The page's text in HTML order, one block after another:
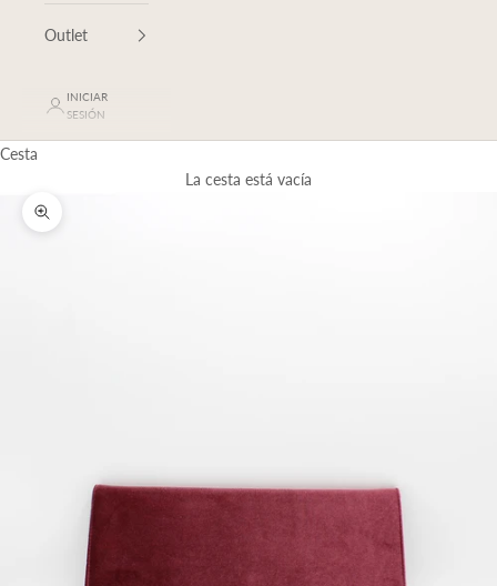
Outlet
INICIAR
SESIÓN
Cesta
La cesta está vacía
Zoom